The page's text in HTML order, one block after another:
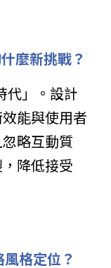
麼新挑戰？
代」。設計
能與使用者
略互動質
降低接受
格定位？